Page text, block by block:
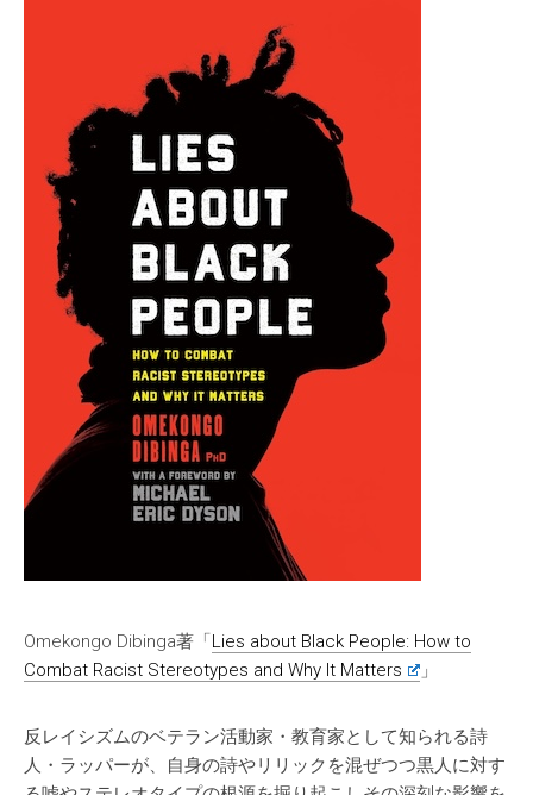
Omekongo Dibinga著「Lies about Black People: How to
Combat Racist Stereotypes and Why It Matters
」
反レイシズムのベテラン活動家・教育家として知られる詩
人・ラッパーが、自身の詩やリリックを混ぜつつ黒人に対す